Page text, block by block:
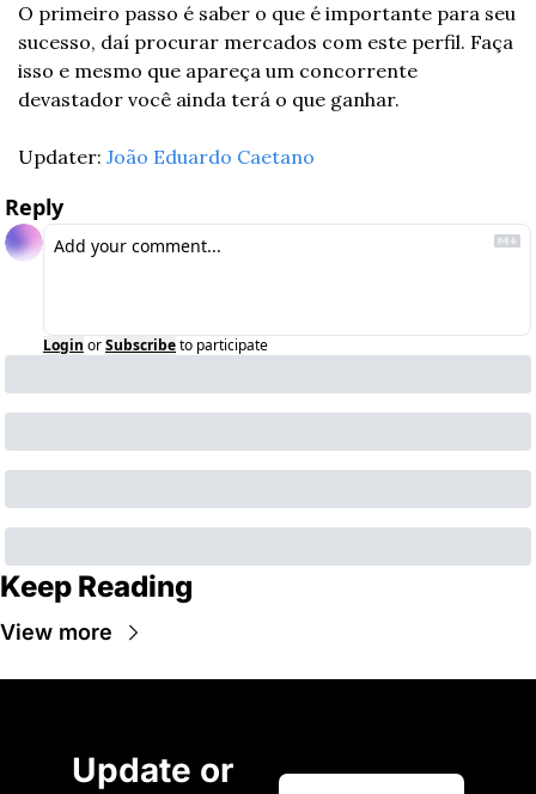
O primeiro passo é saber o que é importante para seu
sucesso, daí procurar mercados com este perfil. Faça
isso e mesmo que apareça um concorrente
devastador você ainda terá o que ganhar.
Updater: João Eduardo Caetano
Reply
Login orSubscribeto participate
Keep Reading
View more
Update or